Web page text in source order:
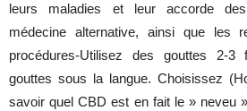
leurs maladies et leur accorde
médecine alternative, ainsi que les
procédures-Utilisez des gouttes 2-
gouttes sous la langue. Choisissez
savoir quel CBD est en fait le » neveu